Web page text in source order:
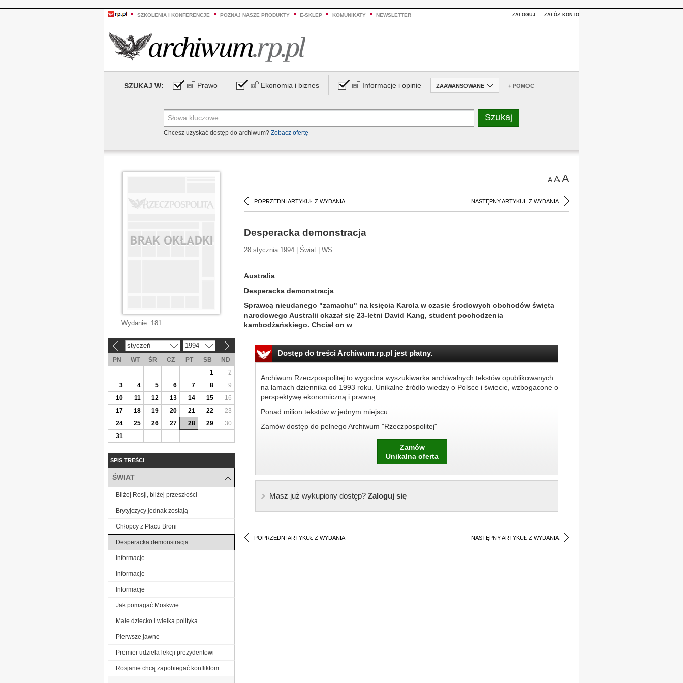
SZKOLENIA I KONFERENCJE POZNAJ NASZE PRODUKTY E-SKLEP KOMUNIKATY NEWSLETTER ZALOGUJ ZAŁÓŻ KONTO
SZUKAJ W: Prawo Ekonomia i biznes Informacje i opinie ZAAWANSOWANE + POMOC
Chcesz uzyskać dostęp do archiwum? Zobacz ofertę
AAA
POPRZEDNI ARTYKUŁ Z WYDANIA NASTĘPNY ARTYKUŁ Z WYDANIA
Desperacka demonstracja
28 stycznia 1994 | Świat | WS
Australia
Desperacka demonstracja
Sprawcą nieudanego "zamachu" na księcia Karola w czasie środowych obchodów święta
narodowego Australii okazał się 23-letni David Kang, student pochodzenia
kambodżańskiego. Chciał on w
Dostęp do treści Archiwum.rp.pl jest płatny.
Archiwum Rzeczpospolitej to wygodna wyszukiwarka archiwalnych tekstów opublikowanych
na łamach dziennika od 1993 roku. Unikalne źródło wiedzy o Polsce i świecie, wzbogacone o
perspektywę ekonomiczną i prawną.
Ponad milion tekstów w jednym miejscu.
Zamów dostęp do pełnego Archiwum "Rzeczpospolitej"
Zamów
Unikalna oferta
Masz już wykupiony dostęp?Zaloguj się
POPRZEDNI ARTYKUŁ Z WYDANIA NASTĘPNY ARTYKUŁ Z WYDANIA
Wydanie: 181
styczeń 1994
PN WT ŚR CZ PT SB
ND
1
2
3
4 5 6 7 8
9
10
11 12 13 14 15
16
17
18 19 20 21 22
23
24
25 26 27 28 29
30
31
SPIS TREŚCI
ŚWIAT
Bliżej Rosji, bliżej przeszłości
Brytyjczycy jednak zostają
Chłopcy z Placu Broni
Desperacka demonstracja
Informacje
Informacje
Informacje
Jak pomagać Moskwie
Małe dziecko i wielka polityka
Pierwsze jawne
Premier udziela lekcji prezydentowi
Rosjanie chcą zapobiegać konfliktom